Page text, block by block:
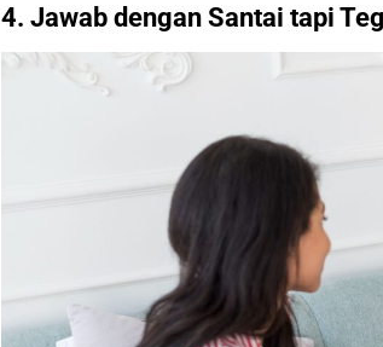
4. Jawab dengan Santai tapi